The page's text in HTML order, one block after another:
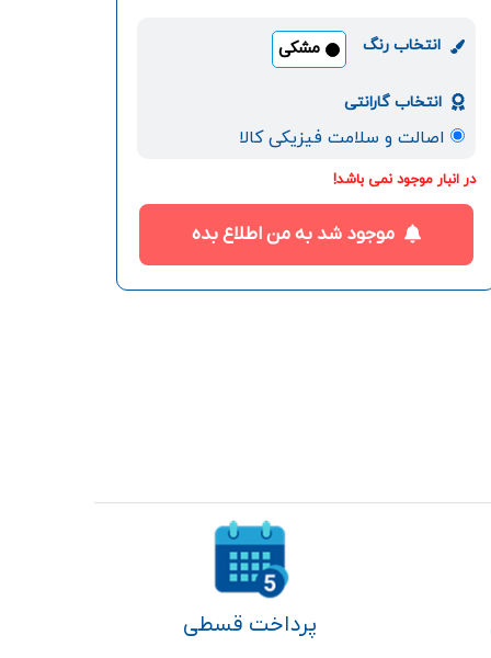
انتخاب رنگ مشکی
انتخاب گارانتی
اصالت و سلامت فیزیکی کالا
در انبار موجود نمی باشد!
موجود شد به من اطلاع بده
پرداخت قسطی